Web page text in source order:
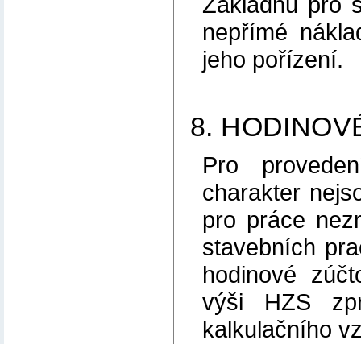
nepřímé
jeho pořízení.
8.
Pro
charakter
pro práce
stavebních
hodinové
výši HZS
kalkulačního